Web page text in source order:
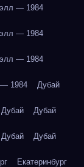
— 1984
— 1984
— 1984
1984 Дубай
Дубай Дубай
Дубай Дубай
Екатеринбург